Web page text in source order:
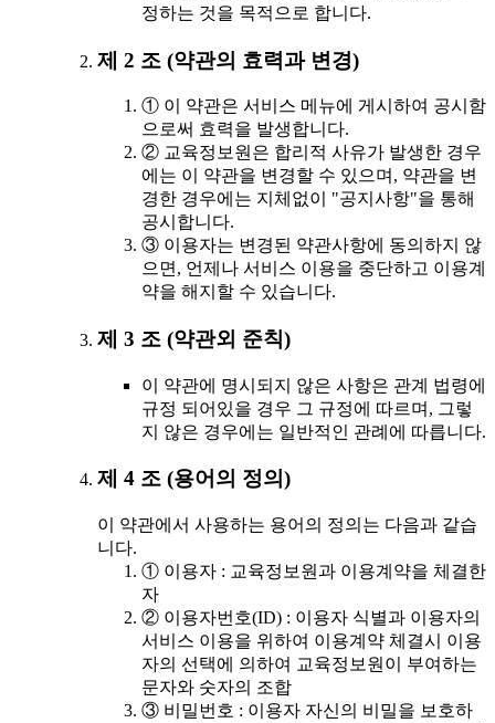
정하는 것을 목적으로 합니다.
제 2 조 (약관의 효력과 변경)
① 이 약관은 서비스 메뉴에 게시하여 공시함
으로써 효력을 발생합니다.
② 교육정보원은 합리적 사유가 발생한 경우
에는 이 약관을 변경할 수 있으며, 약관을 변
경한 경우에는 지체없이 "공지사항"을 통해
공시합니다.
③ 이용자는 변경된 약관사항에 동의하지 않
으면, 언제나 서비스 이용을 중단하고 이용계
약을 해지할 수 있습니다.
제 3 조 (약관외 준칙)
이 약관에 명시되지 않은 사항은 관계 법령에
규정 되어있을 경우 그 규정에 따르며, 그렇
지 않은 경우에는 일반적인 관례에 따릅니다.
제 4 조 (용어의 정의)
이 약관에서 사용하는 용어의 정의는 다음과 같습
니다.
① 이용자 : 교육정보원과 이용계약을 체결한
자
② 이용자번호(ID) : 이용자 식별과 이용자의
서비스 이용을 위하여 이용계약 체결시 이용
자의 선택에 의하여 교육정보원이 부여하는
문자와 숫자의 조합
③ 비밀번호 : 이용자 자신의 비밀을 보호하